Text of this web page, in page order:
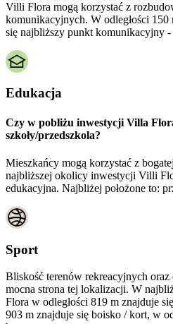
Villi Flora mogą korzystać z
komunikacyjnych. W odległości
się najbliższy punkt komunikacyjny
Edukacja
Czy w pobliżu inwestycji Villa
szkoły/przedszkola?
Mieszkańcy mogą korzystać z
najbliższej okolicy inwestycji Villi
edukacyjna. Najbliżej położone to:
Sport
Bliskość terenów rekreacyjnych
mocna strona tej lokalizacji. W
Flora w odległości 819 m znajduje
903 m znajduje się boisko / kort, w